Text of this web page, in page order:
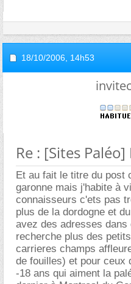
18/10/2006, 14h53
Re : [Sites
Et au fait le titre du post
garonne mais j'habite à
connaisseurs c'ets pas
plus de la dordogne et
avez des adresses
recherche plus des
carrieres champs
de fouilles) et pour ceux
-18 ans qui aiment la